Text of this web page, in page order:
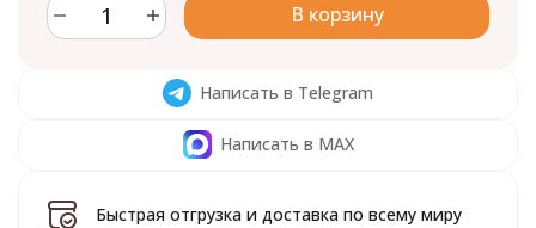
В корзину
Написать в Telegram
Написать в MAX
Быстрая отгрузка и доставка по всему миру